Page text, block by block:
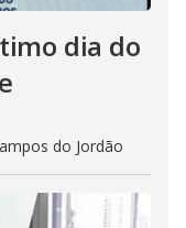
dia do
do Jordão